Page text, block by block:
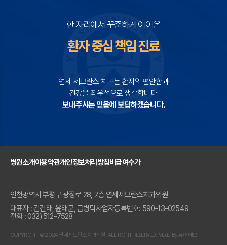
한 자리에서 꾸준하게 이어온
환자 중심 책임 진료
연세 세브란스 치과는 환자의 편안함과
건강을 최우선으로 생각합니다.
보내주시는 믿음에 보답하겠습니다.
병원소개이용약관개인정보처리방침비급여수가
인천광역시 부평구 광장로 28, 7층 연세세브란스치과의원
대표자 : 김건태, 윤태균, 금병탁사업자등록번호: 590-13-02549
전화 : 032) 512-7528
COPYRIGHT © 2024 연세세브란스치과의원. ALL RIGHT RESERVED. Made By 유어데브.